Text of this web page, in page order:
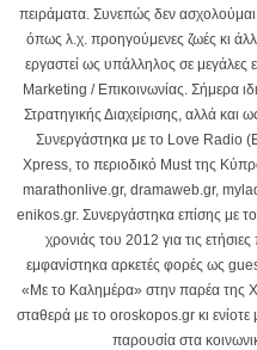
πειράματα. Συνεπώς δεν
όπως λ.χ. προηγούμενες ζωές κι
εργαστεί ως υπάλληλος σε μεγάλες
Marketing / Επικοινωνίας. Σήμερα
Στρατηγικής Διαχείρισης, αλλά
Συνεργάστηκα με το Love Radio
Xpress, το περιοδικό Must της
marathonlive.gr, dramaweb.gr,
enikos.gr. Συνεργάστηκα επίσης με
χρονιάς του 2012 για τις
εμφανίστηκα αρκετές φορές ως
«Με το Καλημέρα» στην παρέα της
σταθερά με το oroskopos.gr κι
παρουσία στα